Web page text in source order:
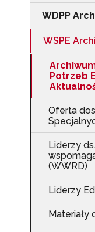
WDPP
WSPE
Potrzeb
Oferta
Liderzy
(WWRD)
Liderzy
Materiały